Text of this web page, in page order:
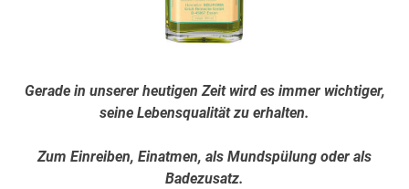
Gerade in unserer heutigen Zeit wird es immer wichtiger,
seine Lebensqualität zu erhalten.
Zum Einreiben, Einatmen, als Mundspülung oder als
Badezusatz.